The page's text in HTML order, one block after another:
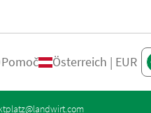
Pomoč Österreich | EUR